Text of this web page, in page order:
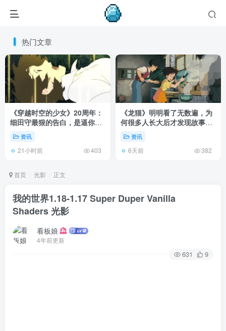
热门文章
《穿越时空的少女》20周年：
细田守最狠的告白，是逼你承
认有些夏天回不去了！
资讯
21小时前 403
《龙猫》明明看了无数遍，为
何很多人长大后才发现故事根
本不在 1988 年！
资讯
6天前 382
首页 光影 正文
我的世界1.18-1.17 Super Duper Vanilla
Shaders 光影
看板娘
4年前更新
631 9